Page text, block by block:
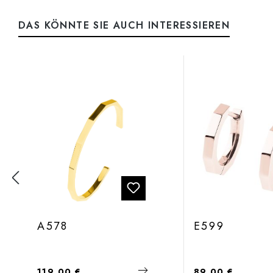
DAS KÖNNTE SIE AUCH INTERESSIEREN
A578 E599